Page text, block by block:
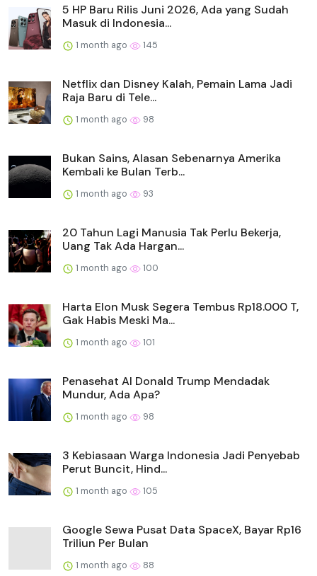
5 HP Baru Rilis Juni 2026, Ada yang Sudah
Masuk di Indonesia...
1 month ago 145
Netflix dan Disney Kalah, Pemain Lama Jadi
Raja Baru di Tele...
1 month ago 98
Bukan Sains, Alasan Sebenarnya Amerika
Kembali ke Bulan Terb...
1 month ago 93
20 Tahun Lagi Manusia Tak Perlu Bekerja,
Uang Tak Ada Hargan...
1 month ago 100
Harta Elon Musk Segera Tembus Rp18.000 T,
Gak Habis Meski Ma...
1 month ago 101
Penasehat AI Donald Trump Mendadak
Mundur, Ada Apa?
1 month ago 98
3 Kebiasaan Warga Indonesia Jadi Penyebab
Perut Buncit, Hind...
1 month ago 105
Google Sewa Pusat Data SpaceX, Bayar Rp16
Triliun Per Bulan
1 month ago 88